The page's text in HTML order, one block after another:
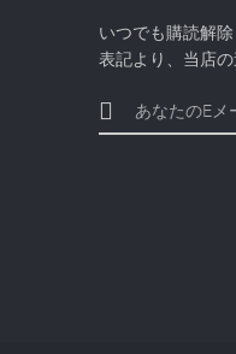
いつでも購読解
表記より、当店